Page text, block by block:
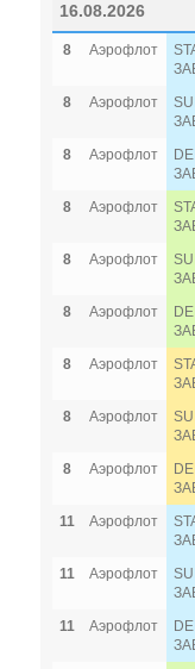
16.08.2026
8 Аэрофлот
8
Аэрофлот
8
Аэрофлот
8
Аэрофлот
8
Аэрофлот
8
Аэрофлот
8
Аэрофлот
8
Аэрофлот
8
Аэрофлот
11
Аэрофлот
11
Аэрофлот
11
Аэрофлот